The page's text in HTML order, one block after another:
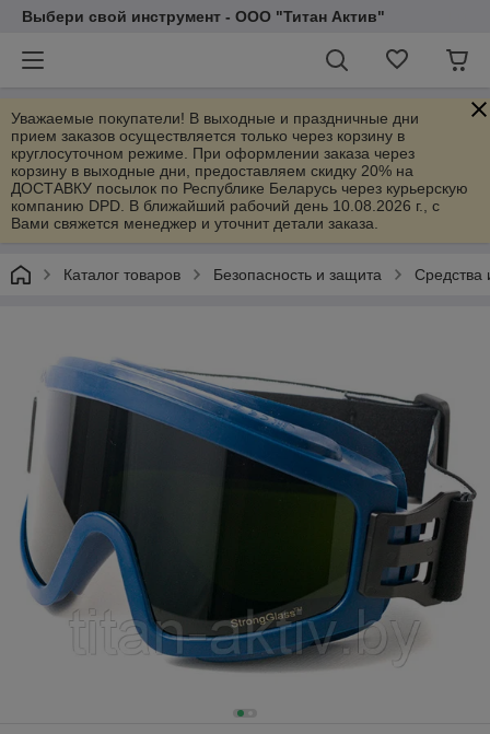
Выбери свой инструмент - ООО "Титан Актив"
Уважаемые покупатели! В выходные и праздничные дни
прием заказов осуществляется только через корзину в
круглосуточном режиме. При оформлении заказа через
корзину в выходные дни, предоставляем скидку 20% на
ДОСТАВКУ посылок по Республике Беларусь через курьерскую
компанию DPD. В ближайший рабочий день 10.08.2026 г., с
Вами свяжется менеджер и уточнит детали заказа.
Каталог товаров Безопасность и защита Средства